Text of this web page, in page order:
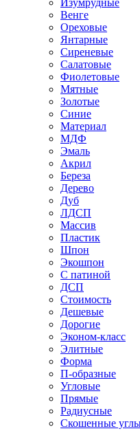
Изумрудные
Венге
Ореховые
Янтарные
Сиреневые
Салатовые
Фиолетовые
Мятные
Золотые
Синие
Материал
МДФ
Эмаль
Акрил
Береза
Дерево
Дуб
ЛДСП
Массив
Пластик
Шпон
Экошпон
С патиной
ДСП
Стоимость
Дешевые
Дорогие
Эконом-класс
Элитные
Форма
П-образные
Угловые
Прямые
Радиусные
Скошенные